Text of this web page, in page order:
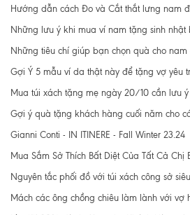
Hướng dẫn cách Đo và Cắt thắt lưng nam
Những lưu ý khi mua ví nam tặng sinh nhật
Những tiêu chí giúp bạn chọn quà cho
Gợi Ý 5 mẫu ví da thật này để tặng vợ yêu
Mua túi xách tặng mẹ ngày 20/10 cần lưu
Gợi ý quà tặng khách hàng cuối năm cho
Gianni Conti - IN ITINERE - Fall Winter 23.24
Mua Sắm Sở Thích Bất Diệt Của Tất Cả Chị
Nguyên tắc phối đồ với túi xách công sở
Mách các ông chồng chiêu làm lành với vợ